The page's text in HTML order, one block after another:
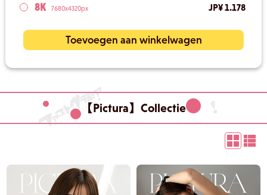
8K 7680x4320px JP¥ 1.178
Toevoegen aan winkelwagen
【Pictura】Collectie